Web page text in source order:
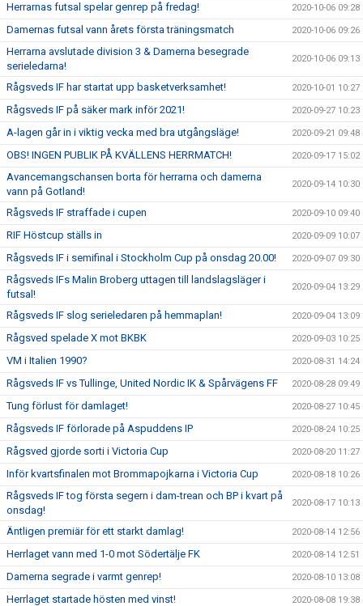
Herrarnas futsal spelar genrep på fredag! 2020-10-06 09:28
Damernas futsal vann årets första träningsmatch 2020-10-06 09:26
Herrarna avslutade division 3 & Damerna besegrade
serieledarna!
2020-10-06 09:13
Rågsveds IF har startat upp basketverksamhet! 2020-10-01 10:27
Rågsveds IF på säker mark inför 2021! 2020-09-27 10:23
A-lagen går in i viktig vecka med bra utgångsläge! 2020-09-21 09:48
OBS! INGEN PUBLIK PÅ KVÄLLENS HERRMATCH! 2020-09-17 15:02
Avancemangschansen borta för herrarna och damerna
vann på Gotland!
2020-09-14 10:30
Rågsveds IF straffade i cupen 2020-09-10 09:40
RIF Höstcup ställs in 2020-09-09 10:07
Rågsveds IF i semifinal i Stockholm Cup på onsdag 20.00! 2020-09-07 09:30
Rågsveds IFs Malin Broberg uttagen till landslagsläger i
futsal!
2020-09-04 13:29
Rågsveds IF slog serieledaren på hemmaplan! 2020-09-04 13:09
Rågsved spelade X mot BKBK 2020-09-03 10:25
VM i Italien 1990? 2020-08-31 14:24
Rågsveds IF vs Tullinge, United Nordic IK & Spårvägens FF 2020-08-28 09:49
Tung förlust för damlaget! 2020-08-27 10:45
Rågsveds IF förlorade på Aspuddens IP 2020-08-24 10:25
Rågsved gjorde sorti i Victoria Cup 2020-08-20 11:27
Inför kvartsfinalen mot Brommapojkarna i Victoria Cup 2020-08-18 10:26
Rågsveds IF tog första segern i dam-trean och BP i kvart på
onsdag!
2020-08-17 10:13
Äntligen premiär för ett starkt damlag! 2020-08-14 12:56
Herrlaget vann med 1-0 mot Södertälje FK 2020-08-14 12:51
Damerna segrade i varmt genrep! 2020-08-10 13:08
Herrlaget startade hösten med vinst! 2020-08-08 19:38